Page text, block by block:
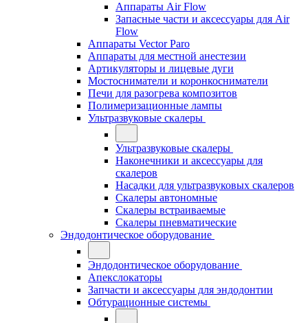
Аппараты Air Flow
Запасные части и аксессуары для Air
Flow
Аппараты Vector Paro
Аппараты для местной анестезии
Артикуляторы и лицевые дуги
Мостосниматели и коронкосниматели
Печи для разогрева композитов
Полимеризационные лампы
Ультразвуковые скалеры
Ультразвуковые скалеры
Наконечники и аксессуары для
скалеров
Насадки для ультразвуковых скалеров
Скалеры автономные
Скалеры встраиваемые
Скалеры пневматические
Эндодонтическое оборудование
Эндодонтическое оборудование
Апекслокаторы
Запчасти и аксессуары для эндодонтии
Обтурационные системы